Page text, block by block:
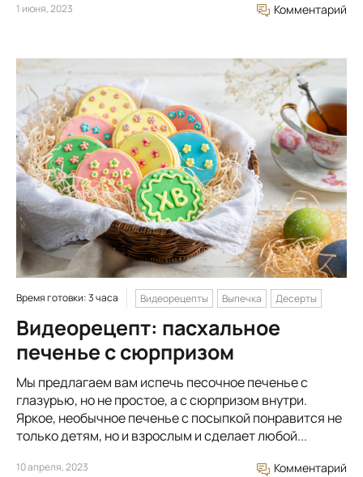
1 июня, 2023 Комментарий
Время готовки: 3 часа Видеорецепты Выпечка Десерты
Видеорецепт: пасхальное
печенье с сюрпризом
Мы предлагаем вам испечь песочное печенье с
глазурью, но не простое, а с сюрпризом внутри.
Яркое, необычное печенье с посыпкой понравится не
только детям, но и взрослым и сделает любой...
10 апреля, 2023 Комментарий